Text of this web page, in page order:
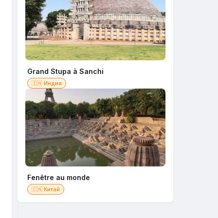
Grand Stupa à Sanchi
🇮🇳 Индия
Fenêtre au monde
🇨🇳 Китай